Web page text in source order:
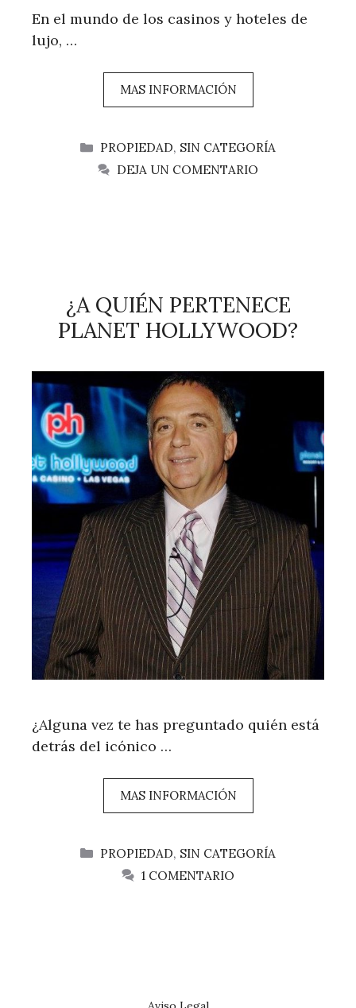
En el mundo de los casinos y hoteles de
lujo, …
MAS INFORMACIÓN
CATEGORÍAS
PROPIEDAD, SIN CATEGORÍA
DEJA UN COMENTARIO
¿A QUIÉN PERTENECE
PLANET HOLLYWOOD?
¿Alguna vez te has preguntado quién está
detrás del icónico …
MAS INFORMACIÓN
CATEGORÍAS
PROPIEDAD, SIN CATEGORÍA
1 COMENTARIO